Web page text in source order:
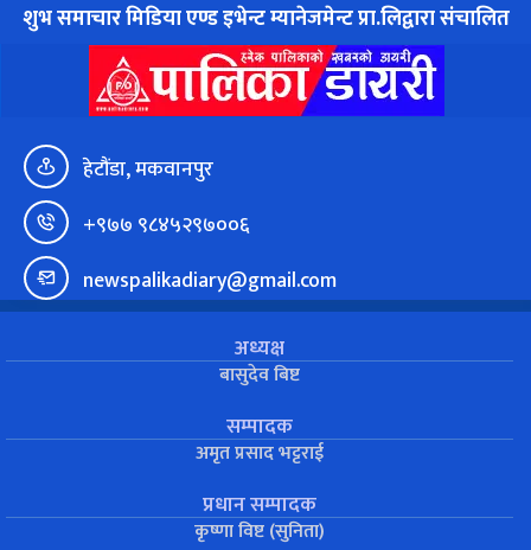
शुभ समाचार मिडिया एण्ड इभेन्ट म्यानेजमेन्ट प्रा.लिद्वारा संचालित
हेटौंडा, मकवानपुर
+९७७ ९८४५२९७००६
newspalikadiary@gmail.com
अध्यक्ष
बासुदेव बिष्ट
सम्पादक
अमृत प्रसाद भट्टराई
प्रधान सम्पादक
कृष्णा विष्ट (सुनिता)